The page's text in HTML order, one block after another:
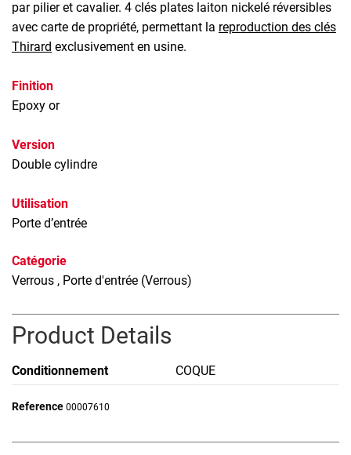
par pilier et cavalier. 4 clés plates laiton nickelé réversibles
avec carte de propriété, permettant la reproduction des clés
Thirard exclusivement en usine.
Finition
Epoxy or
Version
Double cylindre
Utilisation
Porte d’entrée
Catégorie
Verrous , Porte d'entrée (Verrous)
Product Details
Conditionnement COQUE
Reference 00007610